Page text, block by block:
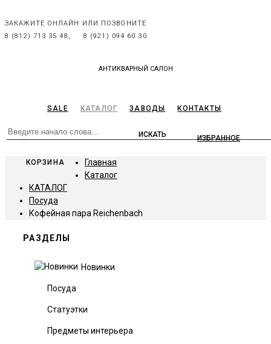
ЗАКАЖИТЕ ОНЛАЙН ИЛИ ПОЗВОНИТЕ
8 (812) 713 35 48,
8 (921) 094 60 30
АНТИКВАРНЫЙ САЛОН
SALE КАТАЛОГ ЗАВОДЫ КОНТАКТЫ
ИЗБРАННОЕ
КОРЗИНА
Главная
Каталог
КАТАЛОГ
Посуда
Кофейная пара Reichenbach
РАЗДЕЛЫ
Новинки
Посуда
Статуэтки
Предметы интерьера